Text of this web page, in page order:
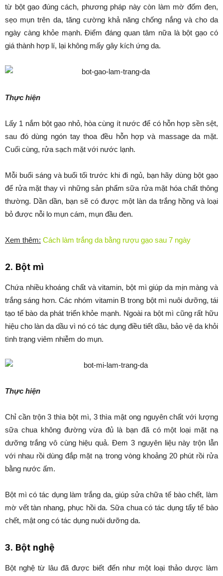
từ bột gạo đúng cách, phương pháp này còn làm mờ đốm đen,
sẹo mụn trên da, tăng cường khả năng chống nắng và cho da
ngày càng khỏe mạnh. Điểm đáng quan tâm nữa là bột gạo có
giá thành hợp lí, lại không mấy gây kích ứng da.
Thực hiện
Lấy 1 nắm bột gạo nhỏ, hòa cùng ít nước để có hỗn hợp sền sệt,
sau đó dùng ngón tay thoa đều hỗn hợp và massage da mặt.
Cuối cùng, rửa sạch mặt với nước lạnh.
Mỗi buổi sáng và buổi tối trước khi đi ngủ, bạn hãy dùng bột gạo
để rửa mặt thay vì những sản phẩm sữa rửa mặt hóa chất thông
thường. Dần dần, bạn sẽ có được một làn da trắng hồng và loại
bỏ được nỗi lo mụn cám, mụn đầu đen.
Xem thêm: Cách làm trắng da bằng rượu gạo sau 7 ngày
2. Bột mì
Chứa nhiều khoáng chất và vitamin, bột mì giúp da mịn màng và
trắng sáng hơn. Các nhóm vitamin B trong bột mì nuôi dưỡng, tái
tạo tế bào da phát triển khỏe mạnh. Ngoài ra bột mì cũng rất hữu
hiệu cho làn da dầu vì nó có tác dụng điều tiết dầu, bảo vệ da khỏi
tình trạng viêm nhiễm do mụn.
Thực hiện
Chỉ cần trộn 3 thìa bột mì, 3 thìa mật ong nguyên chất với lượng
sữa chua không đường vừa đủ là bạn đã có một loại mặt nạ
dưỡng trắng vô cùng hiệu quả. Đem 3 nguyên liệu này trộn lẫn
với nhau rồi dùng đắp mặt nạ trong vòng khoảng 20 phút rồi rửa
bằng nước ấm.
Bột mì có tác dụng làm trắng da, giúp sửa chữa tế bào chết, làm
mờ vết tàn nhang, phục hồi da. Sữa chua có tác dụng tẩy tế bào
chết, mật ong có tác dụng nuôi dưỡng da.
3. Bột nghệ
Bột nghệ từ lâu đã được biết đến như một loại thảo dược làm